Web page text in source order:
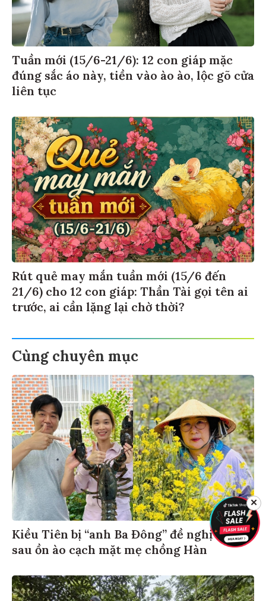
Tuần mới (15/6-21/6): 12 con giáp mặc
đúng sắc áo này, tiền vào ào ào, lộc gõ cửa
liên tục
Rút quẻ may mắn tuần mới (15/6 đến
21/6) cho 12 con giáp: Thần Tài gọi tên ai
trước, ai cần lặng lại chờ thời?
Cùng chuyên mục
Kiều Tiên bị “anh Ba Đông” đề nghị ly hôn
sau ồn ào cạch mặt mẹ chồng Hàn
✕